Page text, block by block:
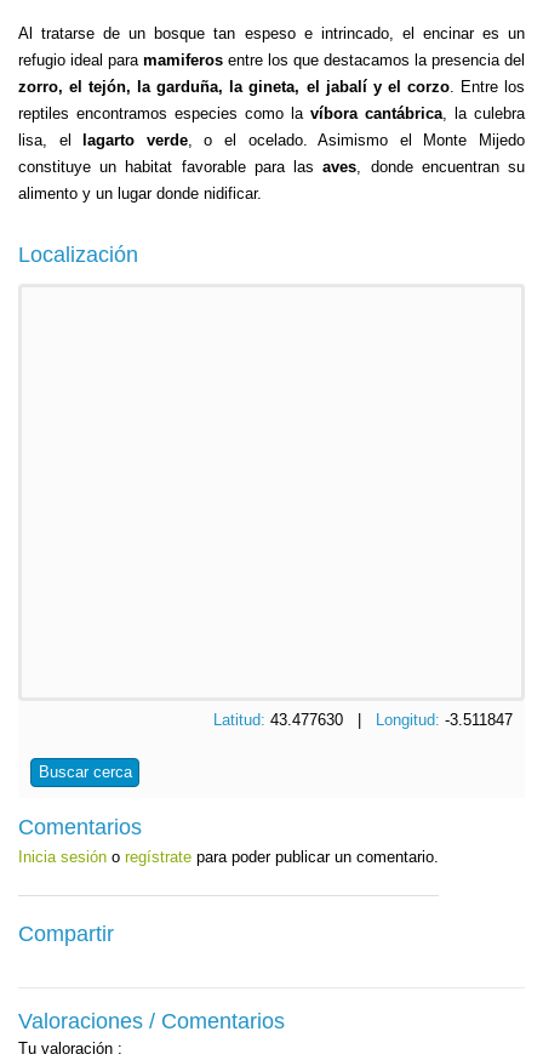
Al tratarse de un bosque tan espeso e intrincado, el encinar es un
refugio ideal para mamiferos entre los que destacamos la presencia del
zorro, el tejón, la garduña, la gineta, el jabalí y el corzo. Entre los
reptiles encontramos especies como la víbora cantábrica, la culebra
lisa, el
lagarto verde, o el ocelado. Asimismo el Monte Mijedo
constituye un habitat favorable para lasaves, donde encuentran su
alimento y un lugar donde nidificar.
Localización
Latitud: 43.477630 | Longitud: -3.511847
Buscar cerca
Comentarios
Inicia sesión o regístrate para poder publicar un comentario.
Compartir
Valoraciones / Comentarios
Tu valoración :